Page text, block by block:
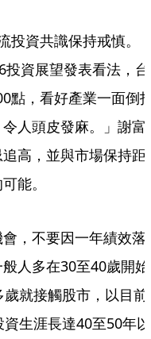
投資共識保持戒慎。
投資展望發表看法，台
點，看好產業一面倒
人頭皮發麻。」謝富
高，並與市場保持距
能。
，不要因一年績效落
人多在30至40歲開始
就接觸股市，以目前
生涯長達40至50年以